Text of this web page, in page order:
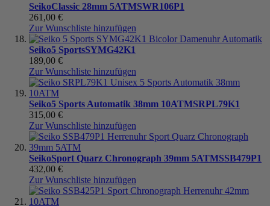
SeikoClassic 28mm 5ATMSWR106P1
261,00 €
Zur Wunschliste hinzufügen
Seiko5 SportsSYMG42K1
189,00 €
Zur Wunschliste hinzufügen
Seiko5 Sports Automatik 38mm 10ATMSRPL79K1
315,00 €
Zur Wunschliste hinzufügen
SeikoSport Quarz Chronograph 39mm 5ATMSSB479P1
432,00 €
Zur Wunschliste hinzufügen